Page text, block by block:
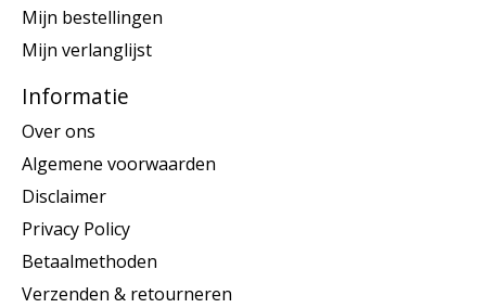
Mijn bestellingen
Mijn verlanglijst
Informatie
Over ons
Algemene voorwaarden
Disclaimer
Privacy Policy
Betaalmethoden
Verzenden & retourneren